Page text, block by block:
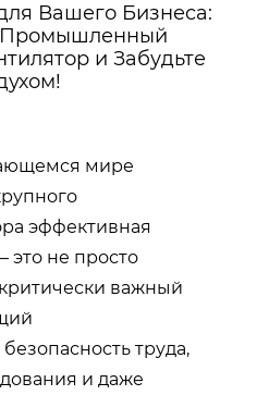
Вашего Бизнеса:
и Забудьте
мире
эффективная
это не просто
важный
труда,
и даже